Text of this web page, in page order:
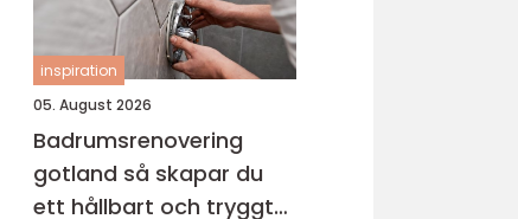
inspiration
05. August 2026
Badrumsrenovering
gotland så skapar du
ett hållbart och tryggt